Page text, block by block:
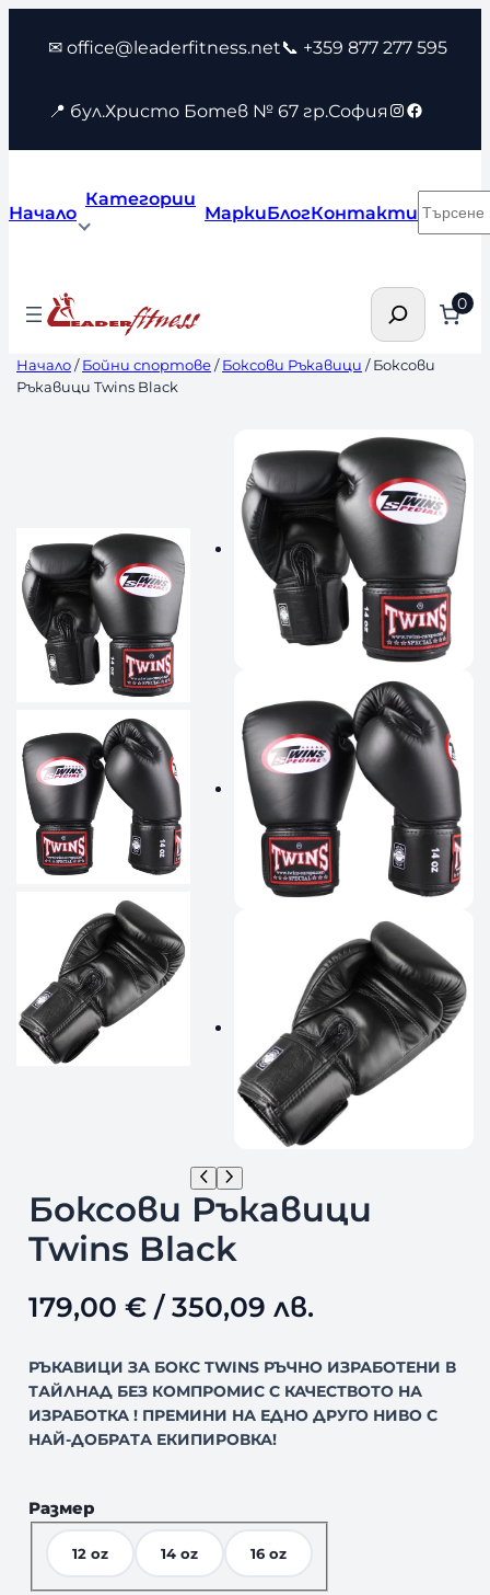
съдържанието
✉ office@leaderfitness.net📞 +359 877 277 595
📍 бул.Христо Ботев № 67 гр.София Instagram
Facebook
Начало
Категории
МаркиБлогКонтакти
Търсене 0
Начало/Бойни спортове/Боксови Ръкавици / Боксови
Ръкавици Twins Black
Боксови Ръкавици
Twins Black
179,00 €/ 350,09 лв.
РЪКАВИЦИ ЗА БОКС TWINS РЪЧНО ИЗРАБОТЕНИ В
ТАЙЛНАД БЕЗ КОМПРОМИС С КАЧЕСТВОТО НА
ИЗРАБОТКА ! ПРЕМИНИ НА ЕДНО ДРУГО НИВО С
НАЙ-ДОБРАТА ЕКИПИРОВКА!
Размер
12 oz 14 oz 16 oz